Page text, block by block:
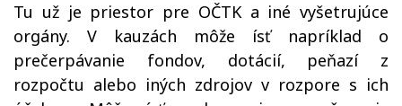
Tu už je priestor pre OČTK a iné vyšetrujúce
orgány. V kauzách môže ísť napríklad o
prečerpávanie fondov, dotácií, peňazí z
rozpočtu alebo iných zdrojov v rozpore s ich